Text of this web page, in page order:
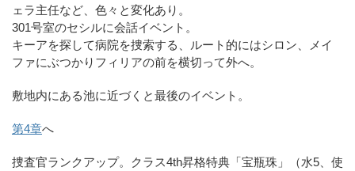
ェラ主任など、色々と変化あり。
301号室のセシルに会話イベント。
キーアを探して病院を捜索する、ルート的にはシロン、メイ
ファにぶつかりフィリアの前を横切って外へ。
敷地内にある池に近づくと最後のイベント。
第4章へ
捜査官ランクアップ。クラス4th昇格特典「宝瓶珠」（水5、使